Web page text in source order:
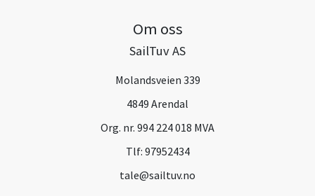
Om oss
SailTuv AS
Molandsveien 339
4849 Arendal
Org. nr. 994 224 018 MVA
Tlf: 97952434
tale@sailtuv.no